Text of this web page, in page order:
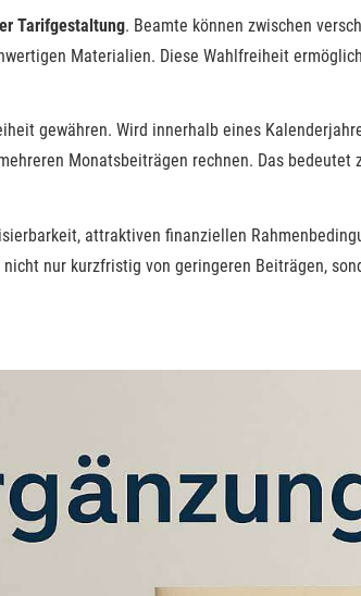
Tarifgestaltung. Beamte können zwischen
Materialien. Diese Wahlfreiheit
gewähren. Wird innerhalb eines
Monatsbeiträgen rechnen. Das
attraktiven finanziellen
nur kurzfristig von geringeren Beiträgen,